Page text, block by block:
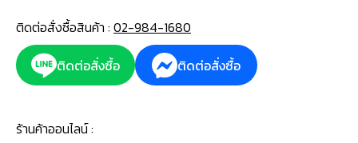
ติดต่อสั่งซื้อสินค้า : 02-984-1680
ติดต่อสั่งซื้อ
ติดต่อสั่งซื้อ
ร้านค้าออนไลน์ :